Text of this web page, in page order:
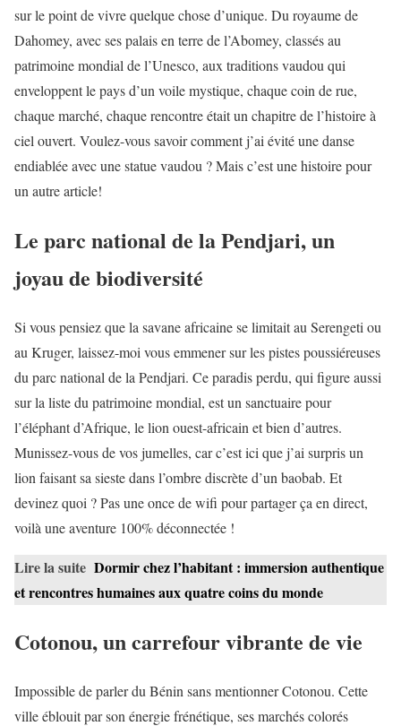
sur le point de vivre quelque chose d’unique. Du royaume de
Dahomey, avec ses palais en terre de l’Abomey, classés au
patrimoine mondial de l’Unesco, aux traditions vaudou qui
enveloppent le pays d’un voile mystique, chaque coin de rue,
chaque marché, chaque rencontre était un chapitre de l’histoire à
ciel ouvert. Voulez-vous savoir comment j’ai évité une danse
endiablée avec une statue vaudou ? Mais c’est une histoire pour
un autre article!
Le parc national de la Pendjari, un
joyau de biodiversité
Si vous pensiez que la savane africaine se limitait au Serengeti ou
au Kruger, laissez-moi vous emmener sur les pistes poussiéreuses
du parc national de la Pendjari. Ce paradis perdu, qui figure aussi
sur la liste du patrimoine mondial, est un sanctuaire pour
l’éléphant d’Afrique, le lion ouest-africain et bien d’autres.
Munissez-vous de vos jumelles, car c’est ici que j’ai surpris un
lion faisant sa sieste dans l’ombre discrète d’un baobab. Et
devinez quoi ? Pas une once de wifi pour partager ça en direct,
voilà une aventure 100% déconnectée !
Lire la suite Dormir chez l’habitant : immersion authentique
et rencontres humaines aux quatre coins du monde
Cotonou, un carrefour vibrante de vie
Impossible de parler du Bénin sans mentionner Cotonou. Cette
ville éblouit par son énergie frénétique, ses marchés colorés